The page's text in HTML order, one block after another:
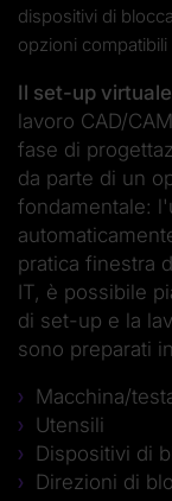
dispositivi di
opzioni
Il set-up virtuale
lavoro CAD/
fase di
da parte di un
fondamentale:
pratica finestra
IT, è possibile
di set-up e la
sono preparati
Macchina/
Utensili
Dispositivi di
Direzioni di